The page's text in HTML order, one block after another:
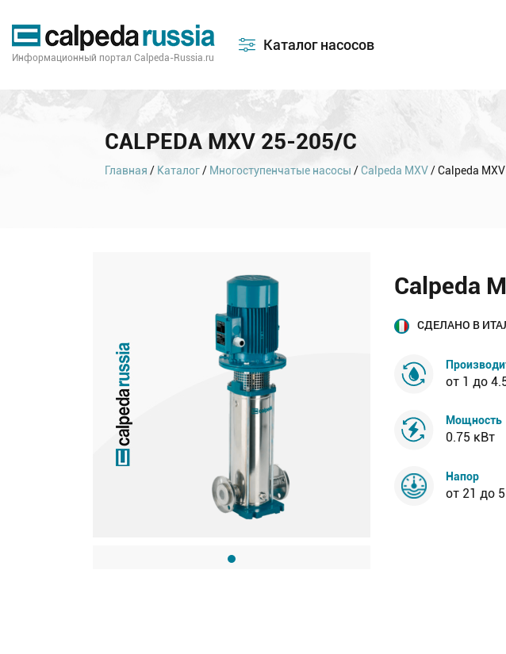
Информационный портал Calpeda-Russia.ru
Каталог насосов
CALPEDA MXV 25-205/C
Главная / Каталог/ Многоступенчатые насосы /Calpeda MXV/ Calpeda
Calpeda
СДЕЛАНО В
от 1 до
Мощность
0.75 кВт
Напор
от 21 до